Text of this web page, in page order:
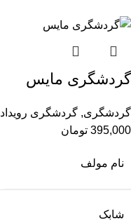
گردشگری مایس
گردشگری, گردشگری رویداد
395,000 تومان
نام مولف
شابک